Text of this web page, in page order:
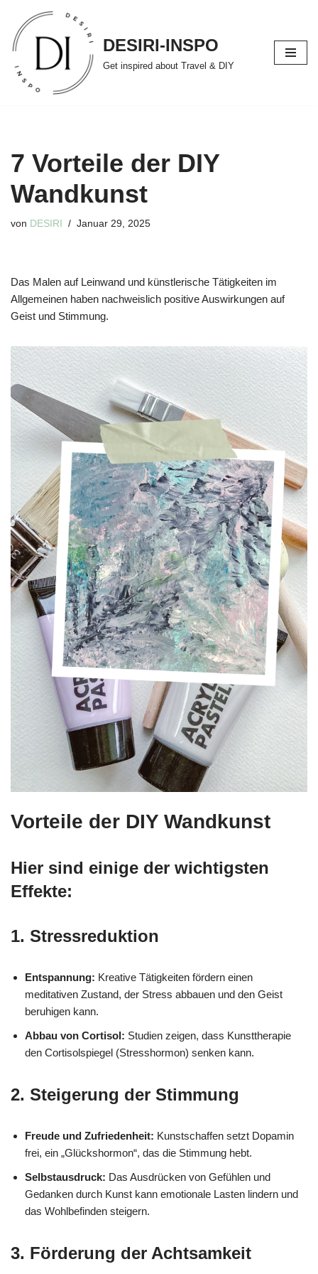
Zum
Inhalt
springen
DESIRI-INSPO
Get inspired about Travel & DIY
7 Vorteile der DIY
Wandkunst
von DESIRI Januar 29, 2025
Das Malen auf Leinwand und künstlerische Tätigkeiten im
Allgemeinen haben nachweislich positive Auswirkungen auf
Geist und Stimmung.
Vorteile der DIY Wandkunst
Hier sind einige der wichtigsten
Effekte:
1. Stressreduktion
Entspannung: Kreative Tätigkeiten fördern einen
meditativen Zustand, der Stress abbauen und den Geist
beruhigen kann.
Abbau von Cortisol: Studien zeigen, dass Kunsttherapie
den Cortisolspiegel (Stresshormon) senken kann.
2. Steigerung der Stimmung
Freude und Zufriedenheit: Kunstschaffen setzt Dopamin
frei, ein „Glückshormon“, das die Stimmung hebt.
Selbstausdruck: Das Ausdrücken von Gefühlen und
Gedanken durch Kunst kann emotionale Lasten lindern und
das Wohlbefinden steigern.
3. Förderung der Achtsamkeit